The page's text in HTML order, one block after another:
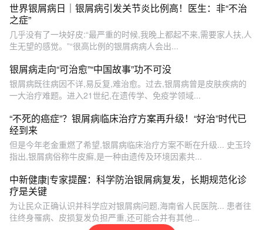
世界银屑病日｜银屑病引发关节炎比例高！医生：非“不治
之症”
几乎没有了一块好皮:“最严重的时候,我晚上都起不来,需要家人扶,人
生无望的感觉。”“很高比例的银屑病病人会出...
银屑病走向“可治愈”“中国故事”功不可没
银屑病既往病因不详,易反复,难治愈。过去,银屑病曾是皮肤疾病的
一大治疗难题。进入21世纪,在遗传学、免疫学领域...
“不死的癌症”？银屑病临床治疗方案再升级！“好治”时代已
经到来
但是今年老金重燃了希望,银屑病临床治疗方案不断在升级... 史玉玲
指出,银屑病俗称牛皮癣,是一种由遗传及环境因素共...
中新健康|专家提醒：科学防治银屑病复发，长期规范化诊
疗是关键
为让民众正确认识并科学应对银屑病问题,海南省人民医院... 患者往
往终身罹病、皮损复发负担严重,还可能合并有其他...